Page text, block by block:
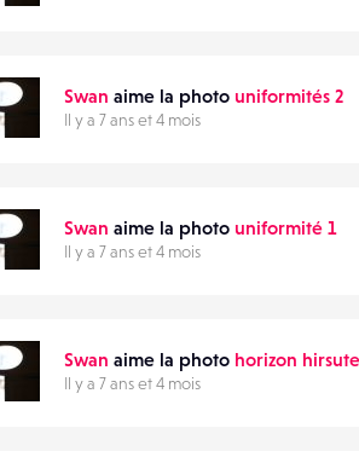
Swan aime la photo uniformités 2
Il y a 7 ans et 4 mois
Swan aime la photo uniformité 1
Il y a 7 ans et 4 mois
Swan aime la photo horizon hirsute
Il y a 7 ans et 4 mois